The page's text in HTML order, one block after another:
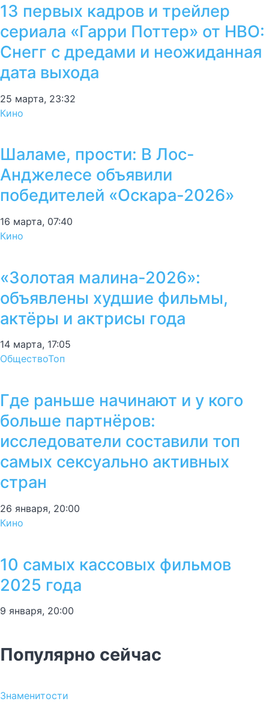
13 первых кадров и трейлер
сериала «Гарри Поттер» от HBO:
Снегг с дредами и неожиданная
дата выхода
25 марта, 23:32
Кино
Шаламе, прости: В Лос-
Анджелесе объявили
победителей «Оскара-2026»
16 марта, 07:40
Кино
«Золотая малина-2026»:
объявлены худшие фильмы,
актёры и актрисы года
14 марта, 17:05
ОбществоТоп
Где раньше начинают и у кого
больше партнёров:
исследователи составили топ
самых сексуально активных
стран
26 января, 20:00
Кино
10 самых кассовых фильмов
2025 года
9 января, 20:00
Популярно сейчас
Знаменитости